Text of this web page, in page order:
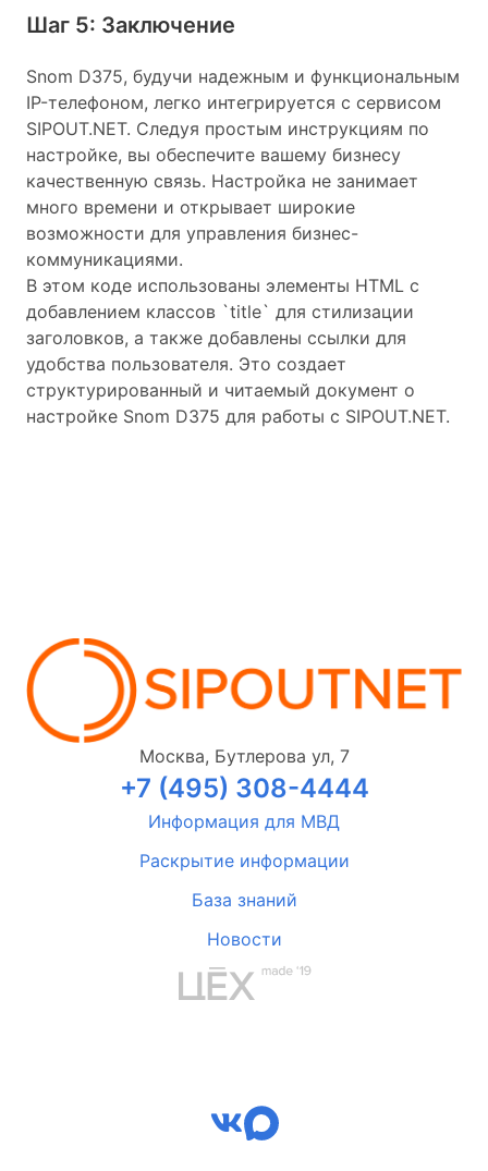
Шаг 5: Заключение
Snom D375, будучи надежным и функциональным
IP-телефоном, легко интегрируется с сервисом
SIPOUT.NET. Следуя простым инструкциям по
настройке, вы обеспечите вашему бизнесу
качественную связь. Настройка не занимает
много времени и открывает широкие
возможности для управления бизнес-
коммуникациями.
В этом коде использованы элементы HTML с
добавлением классов `title` для стилизации
заголовков, а также добавлены ссылки для
удобства пользователя. Это создает
структурированный и читаемый документ о
настройке Snom D375 для работы с SIPOUT.NET.
Москва, Бутлерова ул, 7
+7 (495) 308-4444
Информация для МВД
Раскрытие информации
База знаний
Новости